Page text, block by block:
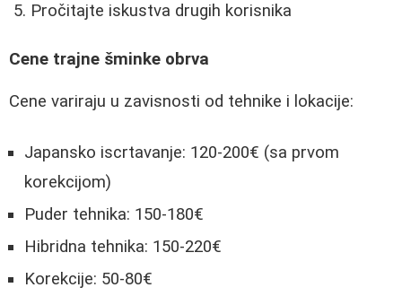
Pročitajte iskustva drugih korisnika
Cene trajne šminke obrva
Cene variraju u zavisnosti od tehnike i lokacije:
Japansko iscrtavanje: 120-200€ (sa prvom
korekcijom)
Puder tehnika: 150-180€
Hibridna tehnika: 150-220€
Korekcije: 50-80€